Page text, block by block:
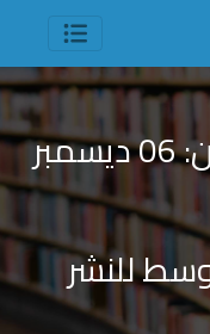
الإصدار الرابع والعشرون: 06 ديسمبر
للنشر